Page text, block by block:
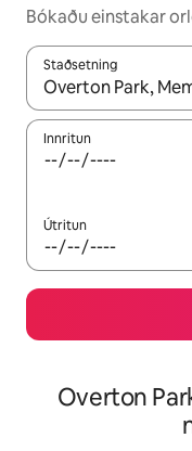
Bókaðu einstakar
Staðsetning
Þegar niðurstöður
Innritun
Útritun
Overton